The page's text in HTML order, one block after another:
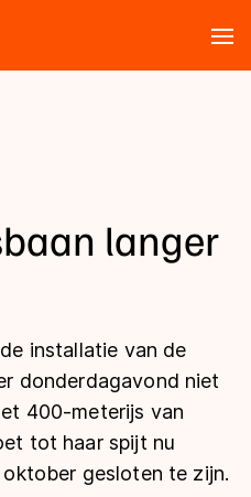
langer
installatie van de
donderdagavond niet
400-meterijs van
tot haar spijt nu
gesloten te zijn.